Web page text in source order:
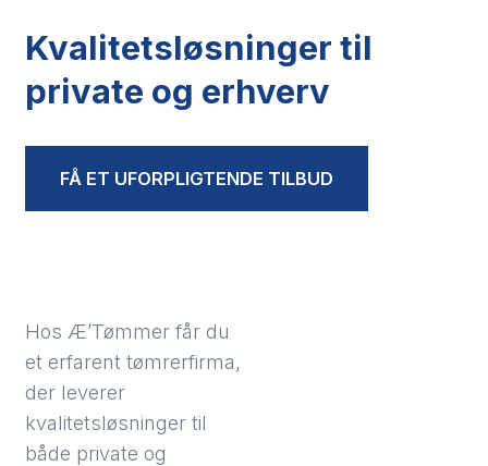
Kvalitetsløsninger til
private og erhverv
FÅ ET UFORPLIGTENDE TILBUD
Hos Æ’Tømmer får du
et erfarent tømrerfirma,
der leverer
kvalitetsløsninger til
både private og